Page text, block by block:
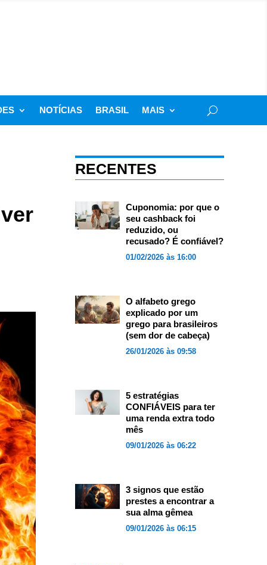
NOTÍCIAS BRASIL MAIS
RECENTES
Cuponomia: por que o
seu cashback foi
reduzido, ou
recusado? É confiável?
01/02/2026 às 16:00
O alfabeto grego
explicado por um
grego para brasileiros
(sem dor de cabeça)
26/01/2026 às 09:58
5 estratégias
CONFIÁVEIS para ter
uma renda extra todo
mês
09/01/2026 às 06:22
3 signos que estão
prestes a encontrar a
sua alma gêmea
09/01/2026 às 06:15